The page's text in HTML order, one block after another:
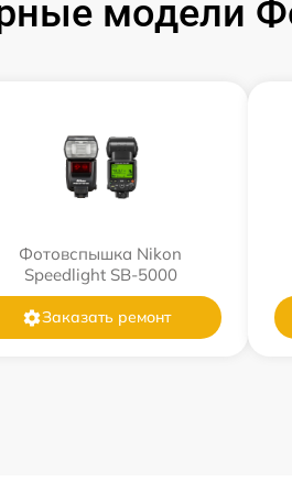
модели
Фотовспышка Nikon
Speedlight SB-5000
Заказать ремонт